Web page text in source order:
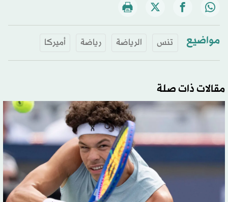
مواضيع تنس الرياضة رياضة أميركا
مقالات ذات صلة